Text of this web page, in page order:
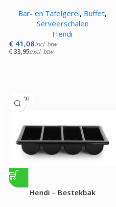
Bar- en Tafelgerei, Buffet,
Serveerschalen
Hendi
€ 41,08incl. btw
€33,95excl. btw
HENDI
Hendi – Bestekbak